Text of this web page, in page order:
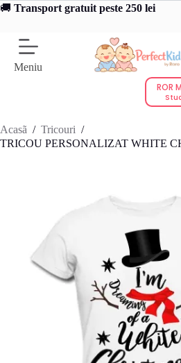
Sari
🚚 Transport gratuit peste 250 lei
Meniu
ROR
Acasã / Tricouri /
TRICOU PERSONALIZAT WHITE